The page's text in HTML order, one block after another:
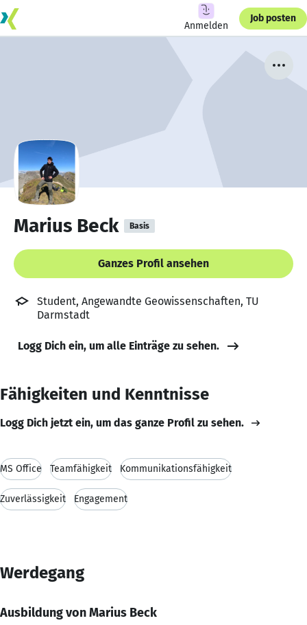
Anmelden
Job posten
Marius Beck Basis
Ganzes Profil ansehen
Student, Angewandte Geowissenschaften, TU
Darmstadt
Logg Dich ein, um alle Einträge zu sehen.
Fähigkeiten und Kenntnisse
Logg Dich jetzt ein, um das ganze Profil zu sehen.
MS Office Teamfähigkeit Kommunikationsfähigkeit
Zuverlässigkeit Engagement
Werdegang
Ausbildung von Marius Beck